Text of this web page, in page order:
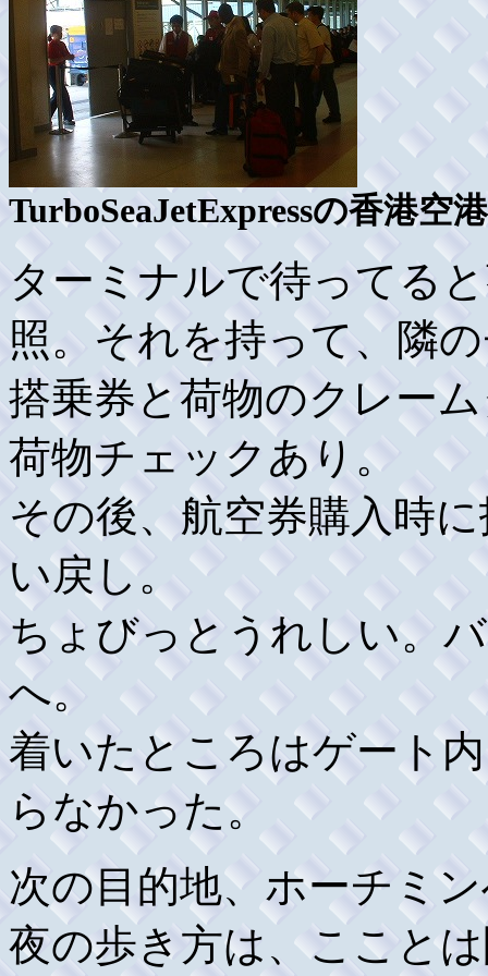
TurboSeaJetExpressの香港空
ターミナルで待ってる
照。それを持って、隣
搭乗券と荷物のクレー
荷物チェックあり。
その後、航空券購入時
い戻し。
ちょびっとうれしい。
へ。
着いたところはゲート
らなかった。
次の目的地、ホーチミ
夜の歩き方は、ここと